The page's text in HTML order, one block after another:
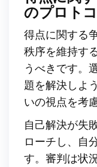
のプロト
得点に関する
秩序を維持す
うべきです。
題を解決しよ
いの視点を考
自己解決が失
ローチし、自
す。審判は状